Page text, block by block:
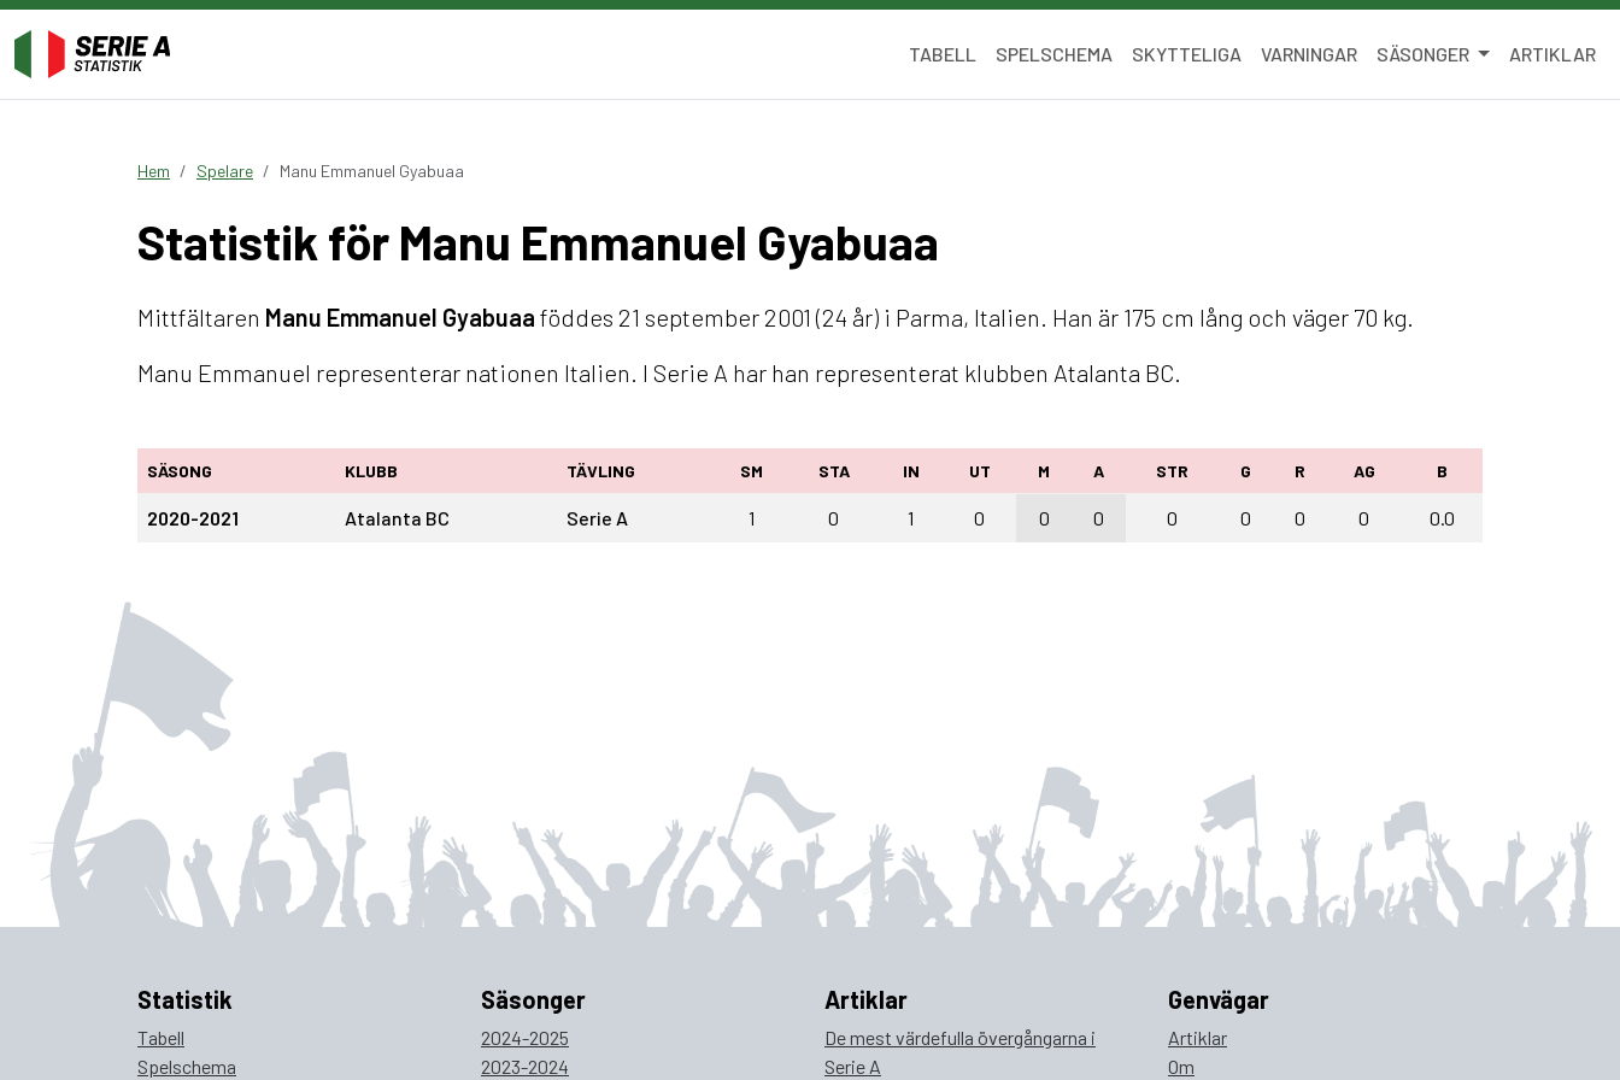
TABELL SPELSCHEMA SKYTTELIGA VARNINGAR SÄSONGER ARTIKLAR
Hem Spelare Manu Emmanuel Gyabuaa
Statistik för Manu Emmanuel Gyabuaa
Mittfältaren Manu Emmanuel Gyabuaa föddes 21 september 2001 (24 år) i Parma, Italien. Han är 175 cm lång och väger 70 kg.
Manu Emmanuel representerar nationen Italien. I Serie A har han representerat klubben Atalanta BC.
SÄSONG KLUBB TÄVLING SM STA IN UT M A STR G R AG B
2020-2021 Atalanta BC Serie A 1 0 1 0 0 0 0 0 0 0 0.0
Statistik
Tabell
Spelschema
Säsonger
2024-2025
2023-2024
Artiklar
De mest värdefulla övergångarna i
Serie A
Genvägar
Artiklar
Om